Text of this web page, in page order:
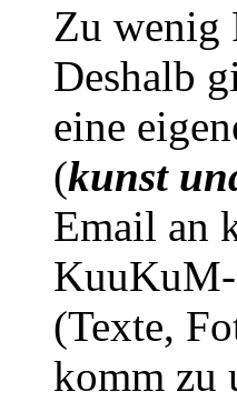
Zu wenig
Deshalb
eine
(kunst
Email an
KuuKuM-
(Texte,
komm zu